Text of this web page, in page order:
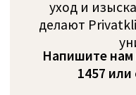
Мы считаем, что
самое важное —
это Вы — человек,
который
доверяет нам
свое здоровье